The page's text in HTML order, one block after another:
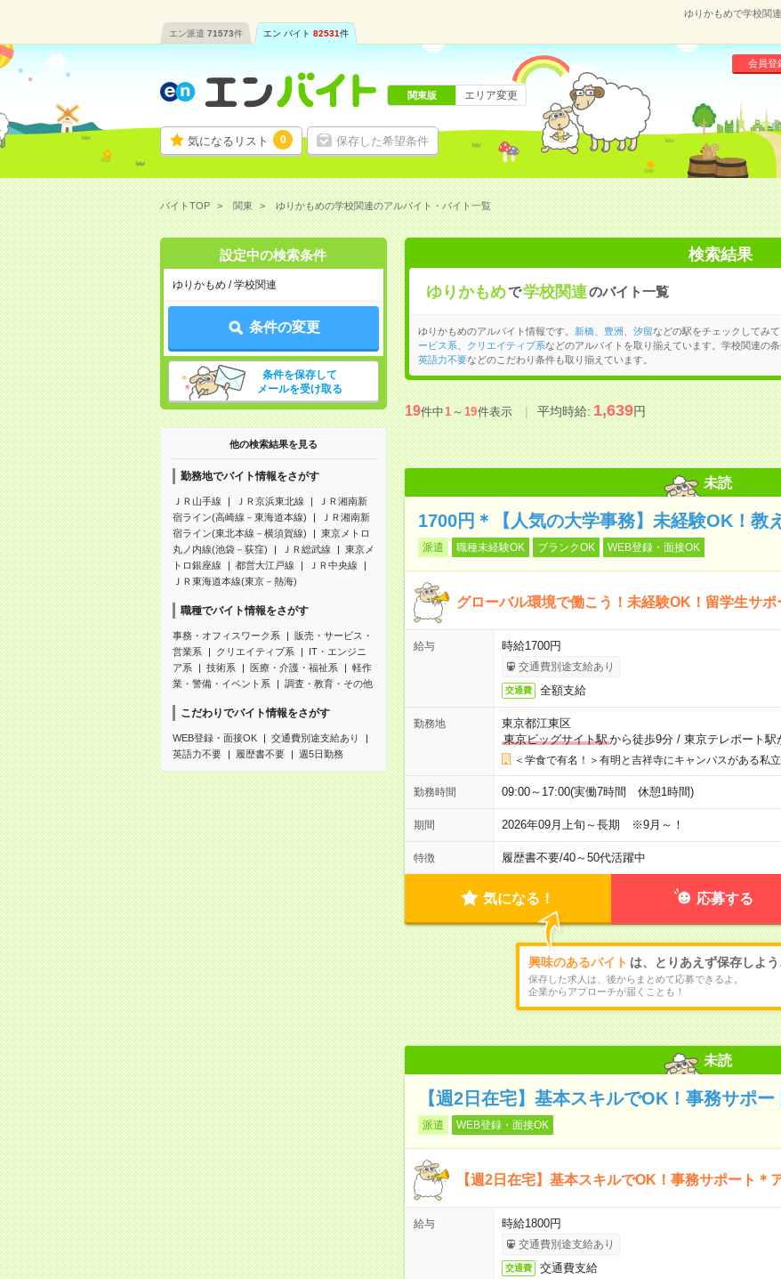
ゆりかもめで学校関
エン派遣 71573件 エン バイト 82531件
気になるリスト 0 保存した希望条件
会員登
関東版 エリア変更
バイトTOP 関東 ゆりかもめの学校関連のアルバイト・バイト一覧
設定中の検索条件
ゆりかもめ / 学校関連
条件の変更
条件を保存して
メールを受け取る
他の検索結果を見る
勤務地でバイト情報をさがす
ＪＲ山手線 ＪＲ京浜東北線
ＪＲ湘南新
宿ライン(高崎線－東海道本線)
ＪＲ湘南新
宿ライン(東北本線－横須賀線)
東京メトロ
丸ノ内線(池袋－荻窪)
ＪＲ総武線
東京メ
トロ銀座線
都営大江戸線
ＪＲ中央線
ＪＲ東海道本線(東京－熱海)
職種でバイト情報をさがす
事務・オフィスワーク系
販売・サービス・
営業系
クリエイティブ系
IT・エンジニ
ア系
技術系 医療・介護・福祉系
軽作
業・警備・イベント系
調査・教育・その他
こだわりでバイト情報をさがす
WEB登録・面接OK
交通費別途支給あり
英語力不要
履歴書不要 週5日勤務
検索結果
ゆりかもめで学校関連のバイト一覧
ゆりかもめのアルバイト情報です。 新橋、 豊洲 汐留などの駅をチェックしてみて
ービス系
クリエイティブ系などのアルバイトを取り揃えています。学校関連の条
英語力不要などのこだわり条件も取り揃えています。
19件中1～19件表示 平均時給:1,639円
未読
1700円＊【人気の大学事務】未経験OK！教
派遣 職種未経験OK ブランクOK WEB登録・面接OK
グローバル環境で働こう！未経験OK！留学生サポ
給与 時給1700円
交通費別途支給あり
交通費 全額支給
勤務地
東京都江東区
東京ビッグサイト駅から徒歩9分/ 東京テレポート駅
＜学食で有名！＞有明と吉祥寺にキャンパスがある私
勤務時間 09:00～17:00(実働7時間 休憩1時間)
期間 2026年09月上旬～長期 ※9月～！
特徴 履歴書不要/40～50代活躍中
気になる！ 応募する
興味のあるバイト は、とりあえず保存しよう
保存した求人は、後からまとめて応募できるよ。
企業からアプローチが届くことも！
未読
【週2日在宅】基本スキルでOK！事務サポ
派遣 WEB登録・面接OK
【週2日在宅】基本スキルでOK！事務サポート＊
給与 時給1800円
交通費別途支給あり
交通費 交通費支給